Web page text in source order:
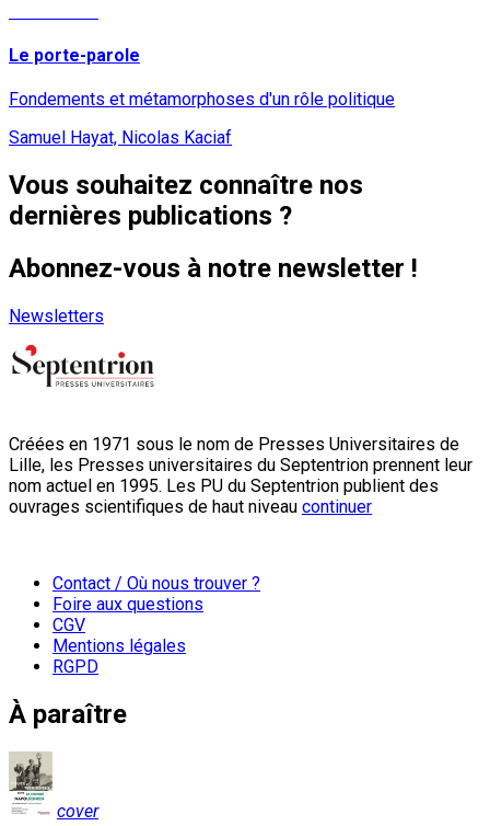
Le porte-parole
Fondements et métamorphoses d'un rôle politique
Samuel Hayat, Nicolas Kaciaf
Vous souhaitez connaître nos
dernières publications ?
Abonnez-vous à notre newsletter !
Newsletters
Créées en 1971 sous le nom de Presses Universitaires de
Lille, les Presses universitaires du Septentrion prennent leur
nom actuel en 1995. Les PU du Septentrion publient des
ouvrages scientifiques de haut niveau continuer
Contact / Où nous trouver ?
Foire aux questions
CGV
Mentions légales
RGPD
À paraître
cover